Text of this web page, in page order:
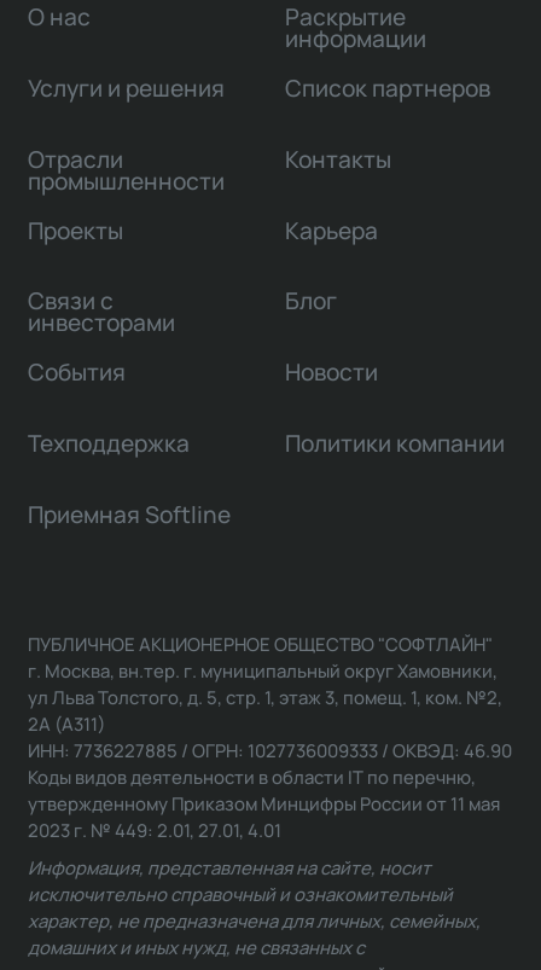
О нас
Услуги и решения
Отрасли
промышленности
Проекты
Связи с
инвесторами
Раскрытие
информации
Список партнеров
Контакты
Карьера
Блог
События Новости
Техподдержка Политики компании
Приемная Softline
ПУБЛИЧНОЕ АКЦИОНЕРНОЕ ОБЩЕСТВО "СОФТЛАЙН"
г. Москва, вн.тер. г. муниципальный округ Хамовники,
ул Льва Толстого, д. 5, стр. 1, этаж 3, помещ. 1, ком. №2,
2А (А311)
ИНН: 7736227885 / ОГРН: 1027736009333 / ОКВЭД: 46.90
Коды видов деятельности в области IT по перечню,
утвержденному Приказом Минцифры России от 11 мая
2023 г. № 449: 2.01, 27.01, 4.01
Информация, представленная на сайте, носит
исключительно справочный и ознакомительный
характер, не предназначена для личных, семейных,
домашних и иных нужд, не связанных с